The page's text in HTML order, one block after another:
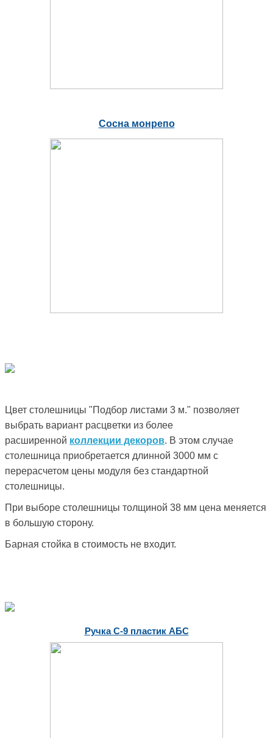
Сосна монрепо
Цвет столешницы "Подбор листами 3 м." позволяет
выбрать вариант расцветки из более
расширенной коллекции декоров. В этом случае
столешница приобретается длинной 3000 мм с
перерасчетом цены модуля без стандартной
столешницы.
При выборе столешницы толщиной 38 мм цена меняется
в большую сторону.
Барная стойка в стоимость не входит.
Ручка С-9 пластик АБС